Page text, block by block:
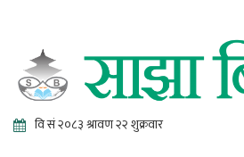
Online News Portal